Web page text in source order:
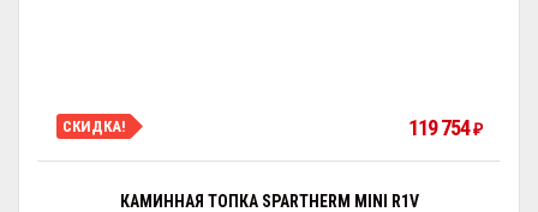
СКИДКА! 119 754₽
КАМИННАЯ ТОПКА SPARTHERM MINI R1V